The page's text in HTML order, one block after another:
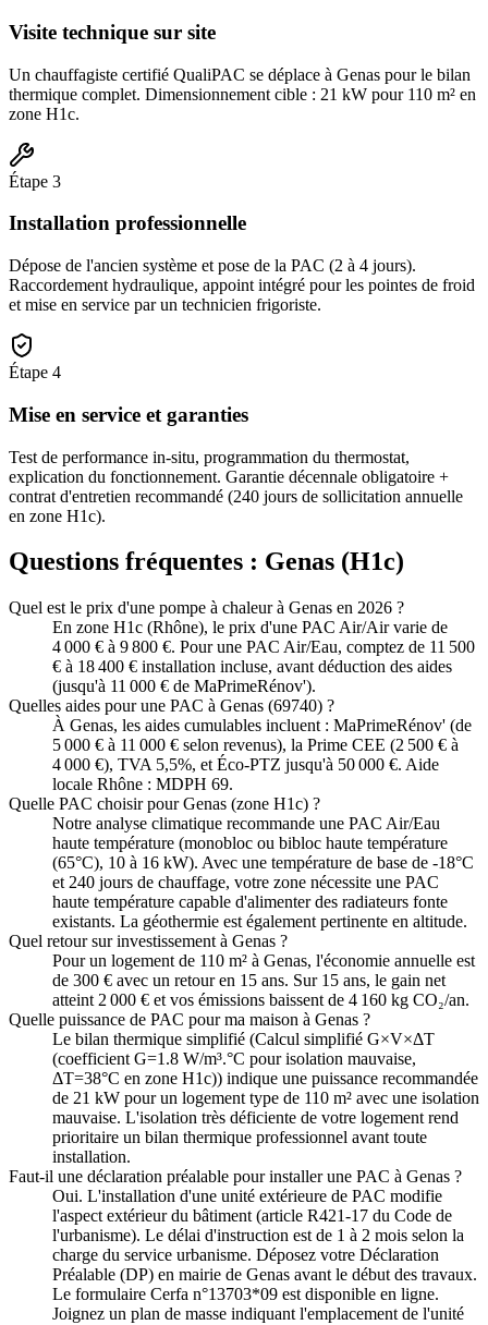
Visite technique sur site
Un chauffagiste certifié QualiPAC se déplace à Genas pour le bilan
thermique complet. Dimensionnement cible : 21 kW pour 110 m² en
zone H1c.
Étape 3
Installation professionnelle
Dépose de l'ancien système et pose de la PAC (2 à 4 jours).
Raccordement hydraulique, appoint intégré pour les pointes de froid
et mise en service par un technicien frigoriste.
Étape 4
Mise en service et garanties
Test de performance in-situ, programmation du thermostat,
explication du fonctionnement. Garantie décennale obligatoire +
contrat d'entretien recommandé (240 jours de sollicitation annuelle
en zone H1c).
Questions fréquentes : Genas (H1c)
Quel est le prix d'une pompe à chaleur à Genas en 2026 ?
En zone H1c (Rhône), le prix d'une PAC Air/Air varie de
4 000 € à 9 800 €. Pour une PAC Air/Eau, comptez de 11 500
€ à 18 400 € installation incluse, avant déduction des aides
(jusqu'à 11 000 € de MaPrimeRénov').
Quelles aides pour une PAC à Genas (69740) ?
À Genas, les aides cumulables incluent : MaPrimeRénov' (de
5 000 € à 11 000 € selon revenus), la Prime CEE (2 500 € à
4 000 €), TVA 5,5%, et Éco-PTZ jusqu'à 50 000 €. Aide
locale Rhône : MDPH 69.
Quelle PAC choisir pour Genas (zone H1c) ?
Notre analyse climatique recommande une PAC Air/Eau
haute température (monobloc ou bibloc haute température
(65°C), 10 à 16 kW). Avec une température de base de -18°C
et 240 jours de chauffage, votre zone nécessite une PAC
haute température capable d'alimenter des radiateurs fonte
existants. La géothermie est également pertinente en altitude.
Quel retour sur investissement à Genas ?
Pour un logement de 110 m² à Genas, l'économie annuelle est
de 300 € avec un retour en 15 ans. Sur 15 ans, le gain net
atteint 2 000 € et vos émissions baissent de 4 160 kg CO₂/an.
Quelle puissance de PAC pour ma maison à Genas ?
Le bilan thermique simplifié (Calcul simplifié G×V×ΔT
(coefficient G=1.8 W/m³.°C pour isolation mauvaise,
ΔT=38°C en zone H1c)) indique une puissance recommandée
de 21 kW pour un logement type de 110 m² avec une isolation
mauvaise. L'isolation très déficiente de votre logement rend
prioritaire un bilan thermique professionnel avant toute
installation.
Faut-il une déclaration préalable pour installer une PAC à Genas ?
Oui. L'installation d'une unité extérieure de PAC modifie
l'aspect extérieur du bâtiment (article R421-17 du Code de
l'urbanisme). Le délai d'instruction est de 1 à 2 mois selon la
charge du service urbanisme. Déposez votre Déclaration
Préalable (DP) en mairie de Genas avant le début des travaux.
Le formulaire Cerfa n°13703*09 est disponible en ligne.
Joignez un plan de masse indiquant l'emplacement de l'unité